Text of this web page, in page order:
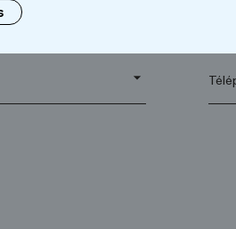
arrow_drop_down